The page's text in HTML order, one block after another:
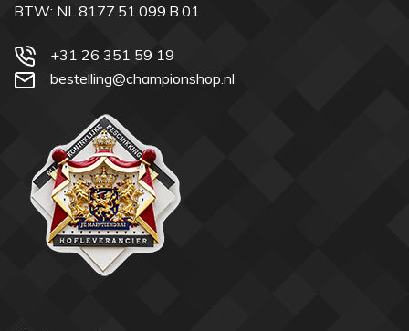
BTW: NL.8177.51.099.B.01
+31 26 351 59 19
bestelling@championshop.nl